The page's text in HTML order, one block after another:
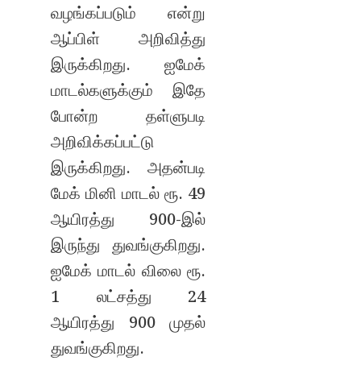
வழங்கப்படும் என்று
ஆப்பிள் அறிவித்து
இருக்கிறது. ஐமேக்
மாடல்களுக்கும் இதே
போன்ற தள்ளுபடி
அறிவிக்கப்பட்டு
இருக்கிறது. அதன்படி
மேக் மினி மாடல் ரூ. 49
ஆயிரத்து 900-இல்
இருந்து துவங்குகிறது.
ஐமேக் மாடல் விலை ரூ.
1 லட்சத்து 24
ஆயிரத்து 900 முதல்
துவங்குகிறது.